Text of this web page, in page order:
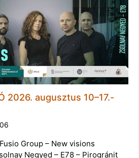
2026. augusztus 10–17.-
Group – New visions
Negyed – E78 – Pirogránit